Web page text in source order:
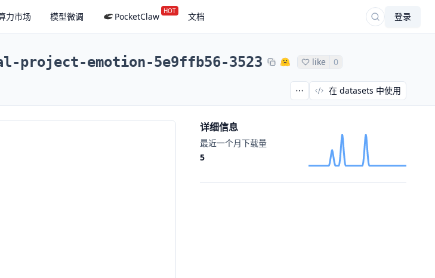
力市场 模型微调 PocketClaw HOT 文档 登录
project-emotion-5e9ffb56-3523 like 0
在 datasets 中使用
详细信息
最近一个月下载量
5